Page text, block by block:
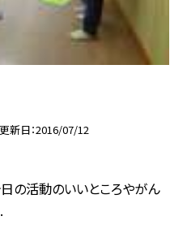
更新日 2016/07/12
の活動のいいところやがん